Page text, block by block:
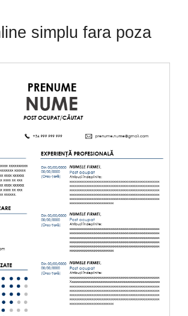
simplu fara poza